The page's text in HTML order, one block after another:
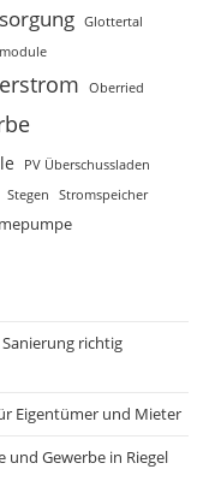
Glottertal
Oberried
PV Überschussladen
Stegen
Stromspeicher
richtig
Eigentümer und Mieter
Gewerbe in Riegel